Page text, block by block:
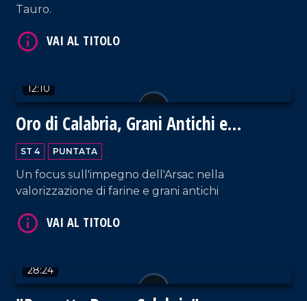
Tauro.
12:10
Oro di Calabria, Grani Antichi e
Biodiversità
ST 4 PUNTATA
Un focus sull'impegno dell'Arsac nella
valorizzazione di farine e grani antichi
28:24
VAI AL TITOLO
VAI AL TITOLO